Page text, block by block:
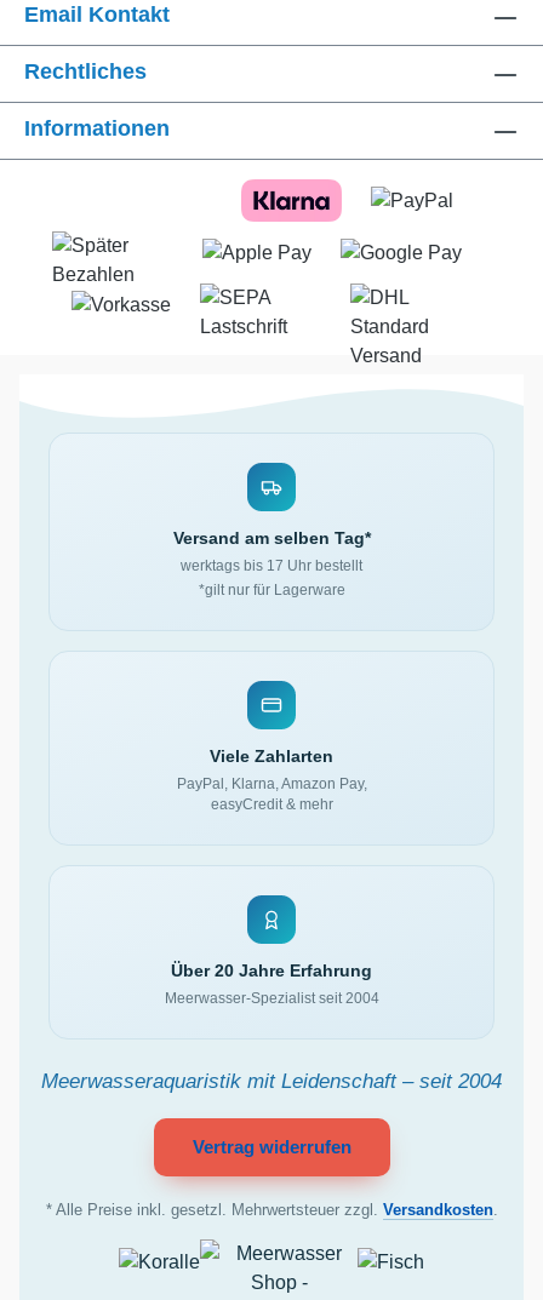
Email Kontakt
Rechtliches
Informationen
Versand am selben Tag*
werktags bis 17 Uhr bestellt
*gilt nur für Lagerware
Viele Zahlarten
PayPal, Klarna, Amazon Pay,
easyCredit & mehr
Über 20 Jahre Erfahrung
Meerwasser-Spezialist seit 2004
Meerwasseraquaristik mit Leidenschaft – seit 2004
Vertrag widerrufen
* Alle Preise inkl. gesetzl. Mehrwertsteuer zzgl. Versandkosten.